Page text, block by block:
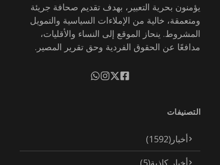
يؤمنون بحرية التعبير، بهدف تقديم صحافة جريئة
ومتعمقة، خالية من الإملاءات السياسية والتمويل
المشروط. ينحاز الموقع إلى النساء والأقليات،
مدافعًا عن الحقوق الفردية وحق تقرير المصير.
التصنيفات
أخبار (1592)
أخبار كاذبة(5)